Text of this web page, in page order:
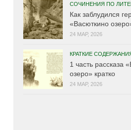
СОЧИНЕНИЯ ПО
Как заблудился
«Васюткино
24 МАР, 2026
КРАТКИЕ
1 часть рассказа
озеро» кратко
24 МАР, 2026